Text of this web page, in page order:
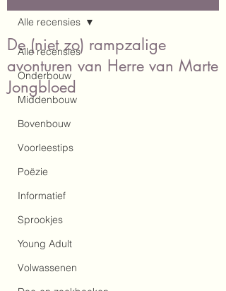
Alle recensies
Onderbouw
Middenbouw
Bovenbouw
Voorleestips
Poëzie
Informatief
Sprookjes
Young Adult
Volwassenen
Alle recensies
De (niet zo) rampzalige
avonturen van Herre van Marte
Jongbloed